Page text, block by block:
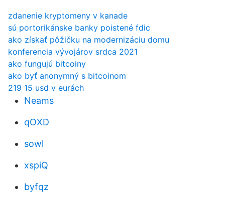
zdanenie kryptomeny v kanade
sú portorikánske banky poistené fdic
ako získať pôžičku na modernizáciu domu
konferencia vývojárov srdca 2021
ako fungujú bitcoiny
ako byť anonymný s bitcoinom
219 15 usd v eurách
Neams
qOXD
sowl
xspiQ
byfqz